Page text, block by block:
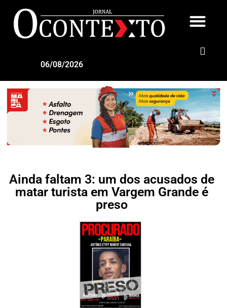
06/08/2026
Ainda faltam 3: um dos acusados de
matar turista em Vargem Grande é
preso